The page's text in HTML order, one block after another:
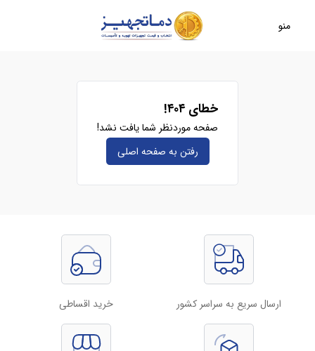
منو
خطای ۴۰۴!
صفحه موردنظر شما یافت نشد!
رفتن به صفحه‌ اصلی
ارسال سریع به سراسر کشور خرید اقساطی